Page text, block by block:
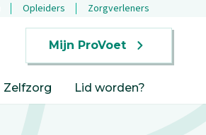
Opleiders Zorgverleners
Mijn ProVoet
Zelfzorg Lid worden?